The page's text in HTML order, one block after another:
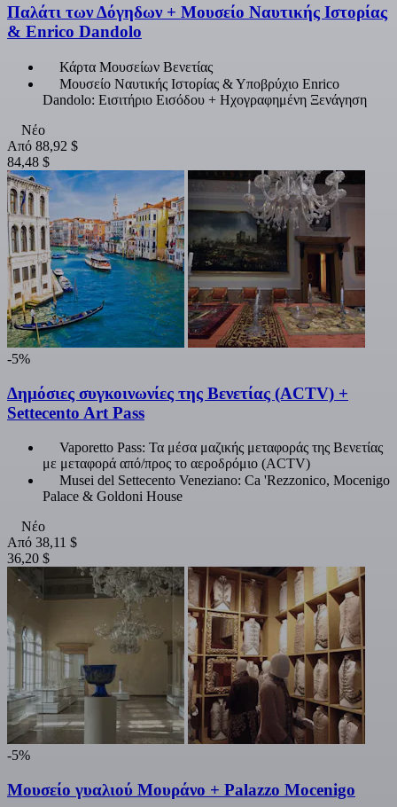
Παλάτι των Δόγηδων + Μουσείο Ναυτικής Ιστορίας
& Enrico Dandolo
Κάρτα Μουσείων Βενετίας
Μουσείο Ναυτικής Ιστορίας & Υποβρύχιο Enrico
Dandolo: Εισιτήριο Εισόδου + Ηχογραφημένη Ξενάγηση
Νέο
Από 88,92 $
84,48 $
-5%
Δημόσιες συγκοινωνίες της Βενετίας (ACTV) +
Settecento Art Pass
Vaporetto Pass: Τα μέσα μαζικής μεταφοράς της Βενετίας
με μεταφορά από/προς το αεροδρόμιο (ACTV)
Musei del Settecento Veneziano: Ca 'Rezzonico, Mocenigo
Palace & Goldoni House
Νέο
Από 38,11 $
36,20 $
-5%
Μουσείο γυαλιού Μουράνο + Palazzo Mocenigo